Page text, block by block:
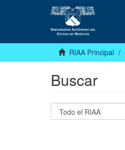
RIAA Principal
Buscar